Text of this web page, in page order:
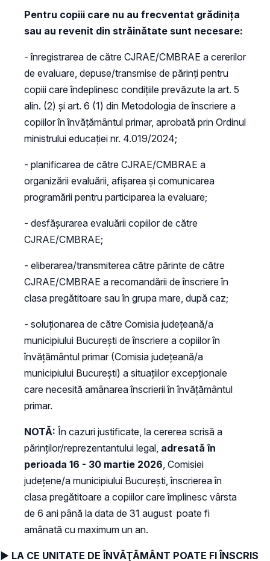
Pentru copiii care nu au frecventat grădinița
sau au revenit din străinătate sunt necesare:
- înregistrarea de către CJRAE/CMBRAE a cererilor
de evaluare, depuse/transmise de părinți pentru
copiii care îndeplinesc condițiile prevăzute la art. 5
alin. (2) și art. 6 (1) din Metodologia de înscriere a
copiilor în învățământul primar, aprobată prin Ordinul
ministrului educației nr. 4.019/2024;
- planificarea de către CJRAE/CMBRAE a
organizării evaluării, afișarea și comunicarea
programării pentru participarea la evaluare;
- desfășurarea evaluării copiilor de către
CJRAE/CMBRAE;
- eliberarea/transmiterea către părinte de către
CJRAE/CMBRAE a recomandării de înscriere în
clasa pregătitoare sau în grupa mare, după caz;
- soluționarea de către Comisia județeană/a
municipiului București de înscriere a copiilor în
învățământul primar (Comisia județeană/a
municipiului București) a situațiilor excepționale
care necesită amânarea înscrierii în învățământul
primar.
NOTĂ: În cazuri justificate, la cererea scrisă a
părinților/reprezentantului legal, adresată în
perioada 16 - 30 martie 2026 , Comisiei
judeţene/a municipiului Bucureşti, înscrierea în
clasa pregătitoare a copiilor care împlinesc vârsta
de 6 ani până la data de 31 august poate fi
amânată cu maximum un an.
► LA CE UNITATE DE ÎNVĂŢĂMÂNT POATE FI ÎNSCRIS